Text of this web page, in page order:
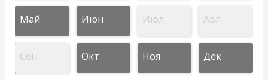
Май Июн Июл Авг
Сен Окт Ноя Дек